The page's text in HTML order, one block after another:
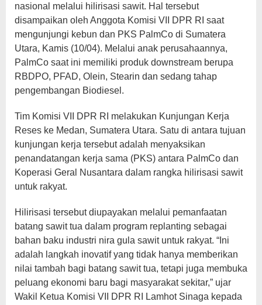
nasional melalui hilirisasi sawit. Hal tersebut
disampaikan oleh Anggota Komisi VII DPR RI saat
mengunjungi kebun dan PKS PalmCo di Sumatera
Utara, Kamis (10/04). Melalui anak perusahaannya,
PalmCo saat ini memiliki produk downstream berupa
RBDPO, PFAD, Olein, Stearin dan sedang tahap
pengembangan Biodiesel.
Tim Komisi VII DPR RI melakukan Kunjungan Kerja
Reses ke Medan, Sumatera Utara. Satu di antara tujuan
kunjungan kerja tersebut adalah menyaksikan
penandatangan kerja sama (PKS) antara PalmCo dan
Koperasi Geral Nusantara dalam rangka hilirisasi sawit
untuk rakyat.
Hilirisasi tersebut diupayakan melalui pemanfaatan
batang sawit tua dalam program replanting sebagai
bahan baku industri nira gula sawit untuk rakyat. “Ini
adalah langkah inovatif yang tidak hanya memberikan
nilai tambah bagi batang sawit tua, tetapi juga membuka
peluang ekonomi baru bagi masyarakat sekitar,” ujar
Wakil Ketua Komisi VII DPR RI Lamhot Sinaga kepada